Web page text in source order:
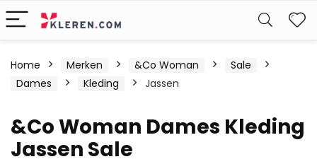
Home Merken &Co Woman
Sale
Dames
Kleding Jassen
&Co Woman Dames Kleding
Jassen Sale